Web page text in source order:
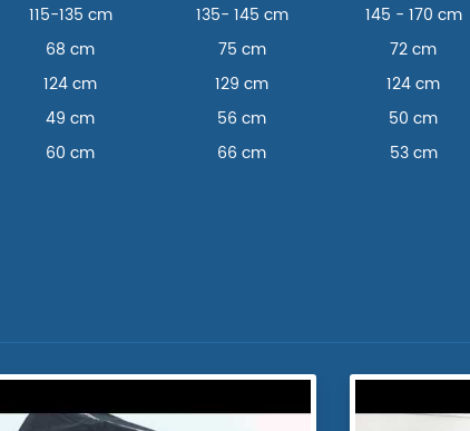
115-135 cm 135- 145 cm 145 - 170 cm
68 cm 75 cm 72 cm
124 cm 129 cm 124 cm
49 cm 56 cm 50 cm
60 cm 66 cm 53 cm